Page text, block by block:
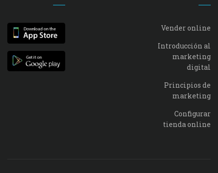
Vender online
Introducción al
marketing
digital
Principios de
marketing
Configurar
tienda online